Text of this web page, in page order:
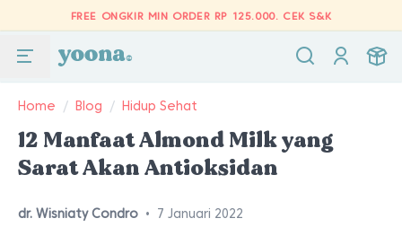
FREE ONGKIR MIN ORDER RP 125.000. CEK S&K
Home / Blog / Hidup Sehat
12 Manfaat Almond Milk yang
Sarat Akan Antioksidan
dr. Wisniaty Condro • 7 Januari 2022